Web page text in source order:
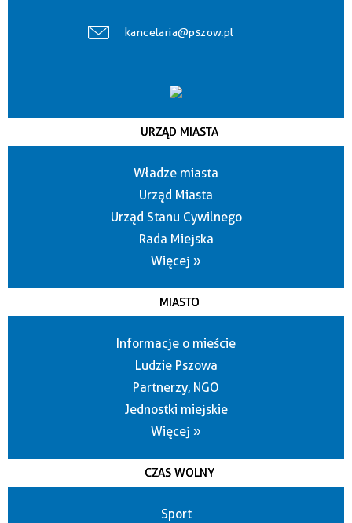
kancelaria@pszow.pl
URZĄD MIASTA
Władze miasta
Urząd Miasta
Urząd Stanu Cywilnego
Rada Miejska
Więcej »
MIASTO
Informacje o mieście
Ludzie Pszowa
Partnerzy, NGO
Jednostki miejskie
Więcej »
CZAS WOLNY
Sport